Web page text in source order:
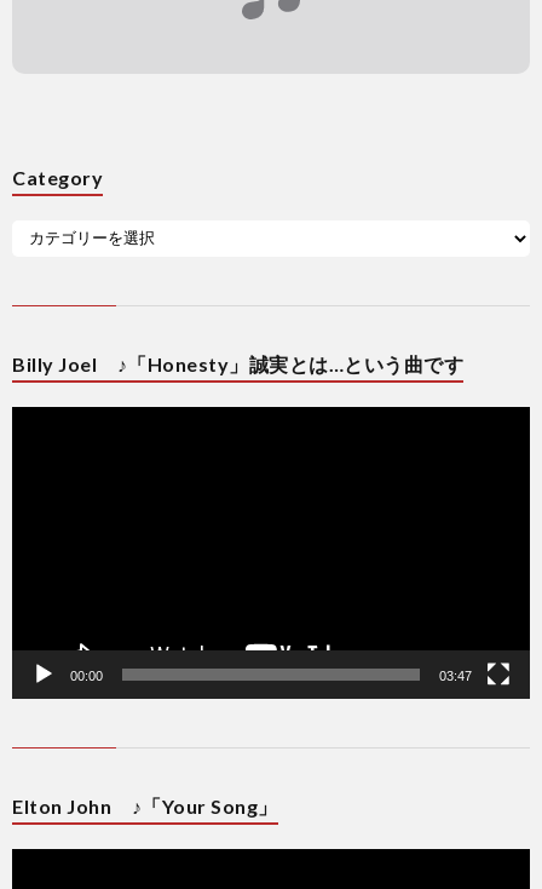
Category
Billy Joel ♪「Honesty」誠実とは…という曲です
動
00:00 03:47
Elton John ♪「Your Song」
動